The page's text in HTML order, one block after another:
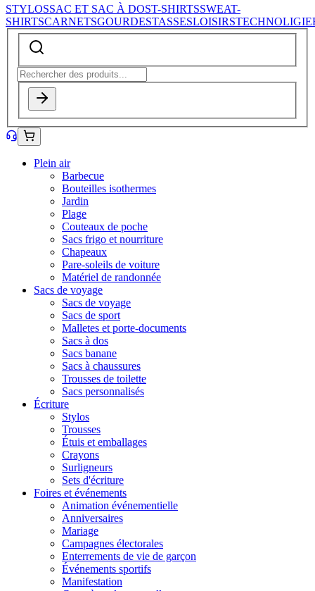
STYLOSSAC ET SAC À DOST-SHIRTSSWEAT-
SHIRTSCARNETSGOURDESTASSESLOISIRSTECHNOLIGIE
Plein air
Barbecue
Bouteilles isothermes
Jardin
Plage
Couteaux de poche
Sacs frigo et nourriture
Chapeaux
Pare-soleils de voiture
Matériel de randonnée
Sacs de voyage
Sacs de voyage
Sacs de sport
Malletes et porte-documents
Sacs à dos
Sacs banane
Sacs à chaussures
Trousses de toilette
Sacs personnalisés
Écriture
Stylos
Trousses
Étuis et emballages
Crayons
Surligneurs
Sets d'écriture
Foires et événements
Animation événementielle
Anniversaires
Mariage
Campagnes électorales
Enterrements de vie de garçon
Événements sportifs
Manifestation